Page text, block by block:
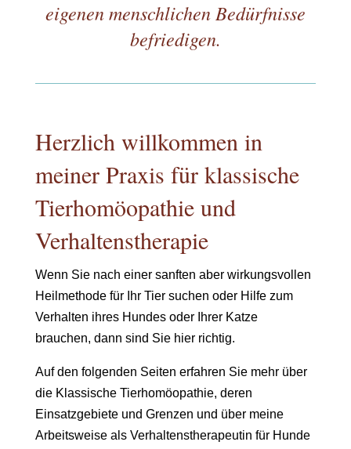
eigenen menschlichen Bedürfnisse
befriedigen.
Herzlich willkommen in
meiner Praxis für klassische
Tierhomöopathie und
Verhaltenstherapie
Wenn Sie nach einer sanften aber wirkungsvollen
Heilmethode für Ihr Tier suchen oder Hilfe zum
Verhalten ihres Hundes oder Ihrer Katze
brauchen, dann sind Sie hier richtig.
Auf den folgenden Seiten erfahren Sie mehr über
die Klassische Tierhomöopathie, deren
Einsatzgebiete und Grenzen und über meine
Arbeitsweise als Verhaltenstherapeutin für Hunde